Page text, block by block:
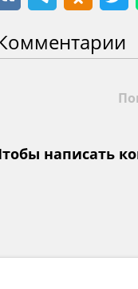
написать